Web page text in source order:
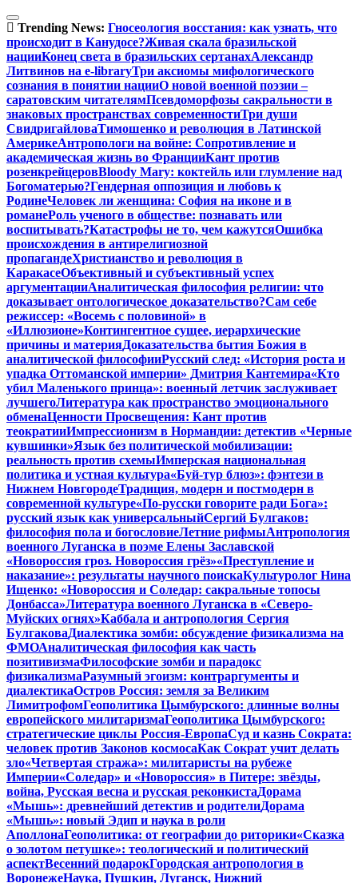
Перейти
к
содержимому
Trending News: Гносеология восстания: как узнать, что
происходит в Канудосе?Живая скала бразильской
нацииКонец света в бразильских сертанахАлександр
Литвинов на e-libraryТри аксиомы мифологического
сознания в понятии нацииО новой военной поэзии –
саратовским читателямПсевдоморфозы сакральности в
знаковых пространствах современностиТри души
СвидригайловаТимошенко и революция в Латинской
АмерикеАнтропологи на войне: Сопротивление и
академическая жизнь во ФранцииКант против
розенкрейцеровBloody Mary: коктейль или глумление над
Богоматерью?Гендерная оппозиция и любовь к
РодинеЧеловек ли женщина: София на иконе и в
романеРоль ученого в обществе: познавать или
воспитывать?Катастрофы не то, чем кажутсяОшибка
происхождения в антирелигиозной
пропагандеХристианство и революция в
КаракасеОбъективный и субъективный успех
аргументацииАналитическая философия религии: что
доказывает онтологическое доказательство?Сам себе
режиссер: «Восемь с половиной» в
«Иллюзионе»Контингентное сущее, иерархические
причины и материяДоказательства бытия Божия в
аналитической философииРусский след: «История роста и
упадка Оттоманской империи» Дмитрия Кантемира«Кто
убил Маленького принца»: военный летчик заслуживает
лучшегоЛитература как пространство эмоционального
обменаЦенности Просвещения: Кант против
теократииИмпрессионизм в Нормандии: детектив «Черные
кувшинки»Язык без политической мобилизации:
реальность против схемыИмперская национальная
политика и устная культура«Буй-тур блюз»: фэнтези в
Нижнем НовгородеТрадиция, модерн и постмодерн в
современной культуре«По-русски говорите ради Бога»:
русский язык как универсальныйСергий Булгаков:
философия пола и богословиеЛетние рифмыАнтропология
военного Луганска в поэме Елены Заславской
«Новороссия гроз. Новороссия грёз»«Преступление и
наказание»: результаты научного поискаКультуролог Нина
Ищенко: «Новороссия и Соледар: сакральные топосы
Донбасса»Литература военного Луганска в «Северо-
Муйских огнях»Каббала и антропология Сергия
БулгаковаДиалектика зомби: обсуждение физикализма на
ФМОАналитическая философия как часть
позитивизмаФилософские зомби и парадокс
физикализмаРазумный эгоизм: контраргументы и
диалектикаОстров Россия: земля за Великим
ЛимитрофомГеополитика Цымбурского: длинные волны
европейского милитаризмаГеополитика Цымбурского:
стратегические циклы Россия-ЕвропаСуд и казнь Сократа:
человек против Законов космосаКак Сократ учит делать
зло«Четвертая стража»: милитаристы на рубеже
Империи«Соледар» и «Новороссия» в Питере: звёзды,
война, Русская весна и русская реконкистаДорама
«Мышь»: древнейший детектив и родителиДорама
«Мышь»: новый Эдип и наука в роли
АполлонаГеополитика: от географии до риторики«Сказка
о золотом петушке»: теологический и политический
аспектВесенний подарокГородская антропология в
ВоронежеНаука, Пушкин, Луганск, Нижний